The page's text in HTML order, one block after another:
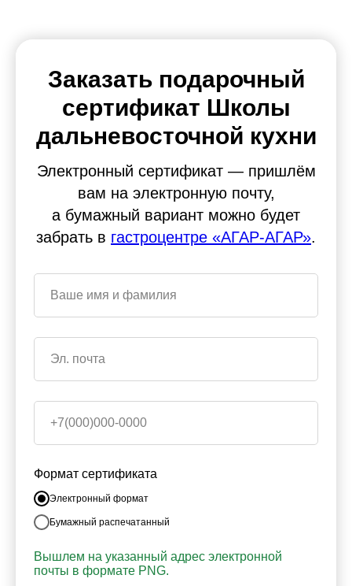
Заказать подарочный
сертификат Школы
дальневосточной кухни
Электронный сертификат — пришлём
вам на электронную почту,
а бумажный вариант можно будет
забрать в гастроцентре «АГАР-АГАР».
Формат сертификата
Электронный формат
Бумажный распечатанный
Вышлем на указанный адрес электронной
почты в формате PNG.